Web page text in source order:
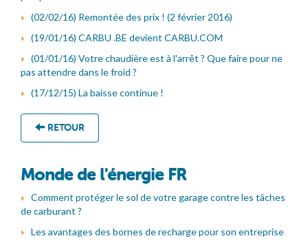
(02/02/16) Remontée des prix ! (2 février 2016)
(19/01/16) CARBU .BE devient CARBU.COM
(01/01/16) Votre chaudière est à l'arrêt ? Que faire pour ne
pas attendre dans le froid ?
(17/12/15) La baisse continue !
RETOUR
Monde de l'énergie FR
Comment protéger le sol de votre garage contre les tâches
de carburant ?
Les avantages des bornes de recharge pour son entreprise